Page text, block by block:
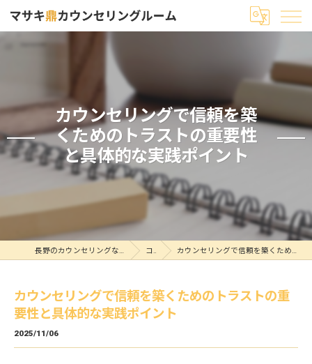
カウンセリングで信頼を築
くためのトラストの重要性
と具体的な実践ポイント
長野のカウンセリングならマサキ鼎カウンセリングルーム コラム カウンセリングで信頼を築くためのトラストの重要性と具体的な実践ポイント
カウンセリングで信頼を築くためのトラストの重
要性と具体的な実践ポイント
2025/11/06